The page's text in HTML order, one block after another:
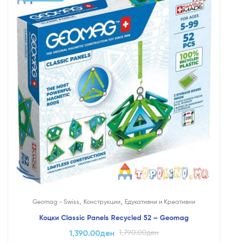
Geomag - Swiss Конструкции Едукативни и Креативни
Коцки Classic Panels Recycled 52 – Geomag
1,790.00ден
1,390.00ден